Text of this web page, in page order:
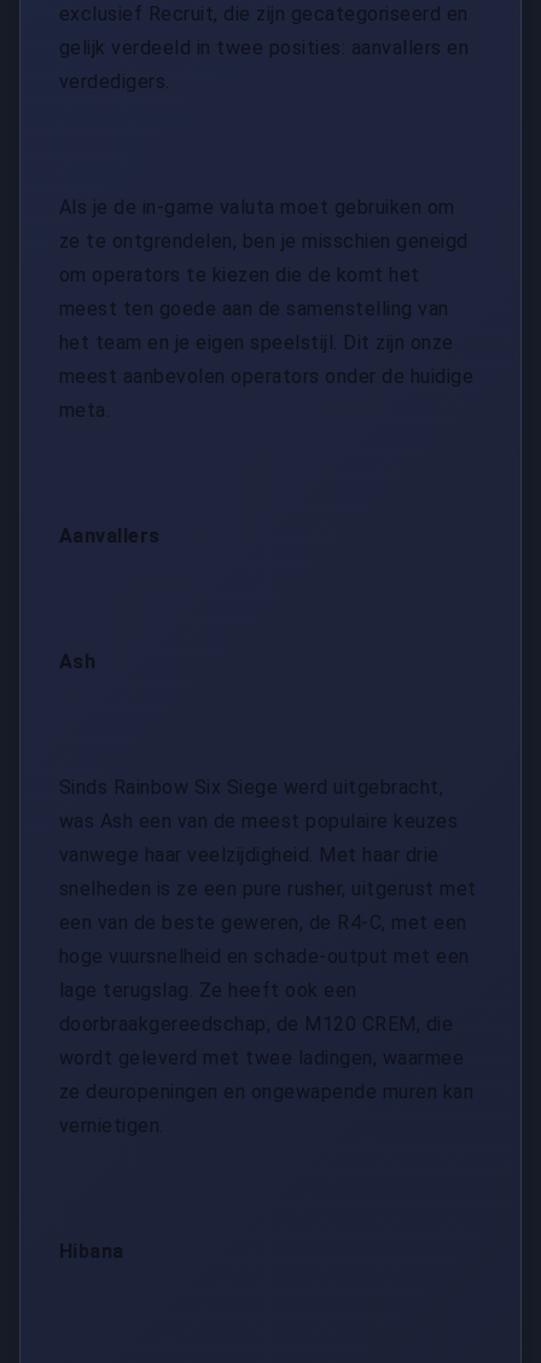
exclusief Recruit, die zijn gecategoriseerd en
gelijk verdeeld in twee posities: aanvallers en
verdedigers.
Als je de in-game valuta moet gebruiken om
ze te ontgrendelen, ben je misschien geneigd
om operators te kiezen die de komt het
meest ten goede aan de samenstelling van
het team en je eigen speelstijl. Dit zijn onze
meest aanbevolen operators onder de huidige
meta.
Aanvallers
Ash
Sinds Rainbow Six Siege werd uitgebracht,
was Ash een van de meest populaire keuzes
vanwege haar veelzijdigheid. Met haar drie
snelheden is ze een pure rusher, uitgerust met
een van de beste geweren, de R4-C, met een
hoge vuursnelheid en schade-output met een
lage terugslag. Ze heeft ook een
doorbraakgereedschap, de M120 CREM, die
wordt geleverd met twee ladingen, waarmee
ze deuropeningen en ongewapende muren kan
vernietigen.
Hibana